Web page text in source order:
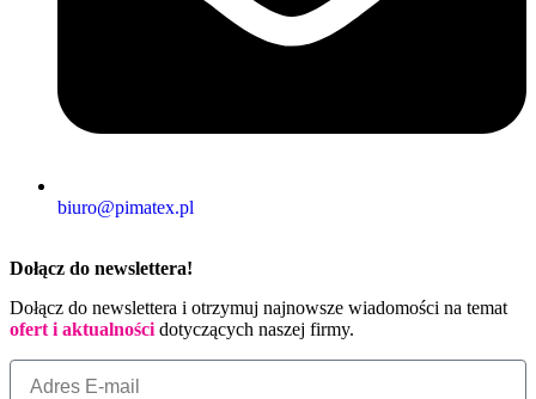
biuro@pimatex.pl
Dołącz do newslettera!
Dołącz do newslettera i otrzymuj najnowsze wiadomości na temat
ofert i aktualności dotyczących naszej firmy.